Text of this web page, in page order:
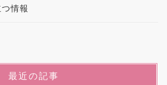
情報
最近の記事